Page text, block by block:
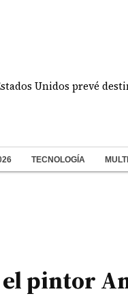
Unidos prevé destinar
TECNOLOGÍA
pintor